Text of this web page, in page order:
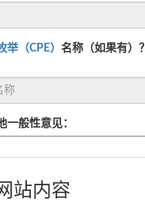
举（CPE） 名称（如果有）？
一般性意见：
站内容